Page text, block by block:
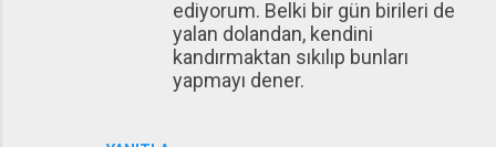
ediyorum. Belki bir gün birileri de
yalan dolandan, kendini
kandırmaktan sıkılıp bunları
yapmayı dener.